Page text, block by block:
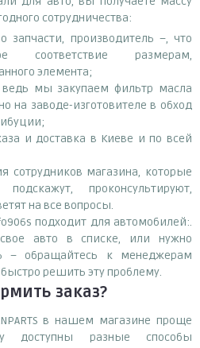
сотрудничества:
запчасти, производитель –, что
соответствие размерам,
элемента;
ведь мы закупаем фильтр масла
на заводе-изготовителе в обход
и доставка в Киеве и по всей
сотрудников магазина, которые
проконсультируют,
на все вопросы.
подходит для автомобилей:.
авто в списке, или нужно
– обращайтесь к менеджерам
решить эту проблему.
заказ?
в нашем магазине проще
доступны разные способы